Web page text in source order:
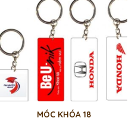
MÓC KHÓA 18